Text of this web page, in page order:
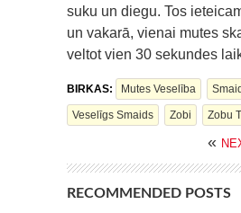
suku un diegu. Tos
un vakarā, vienai mutes
veltot vien 30 sekundes
BIRKAS: Mutes Veselība
Veselīgs Smaids Zobi Zobu
«
RECOMMENDED POSTS